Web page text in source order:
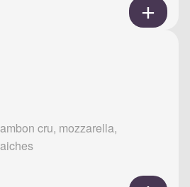
cru, mozzarella,